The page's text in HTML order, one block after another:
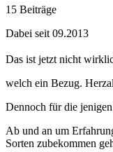
15 Beiträge
Dabei seit 09.2013
Das ist jetzt nicht
welch ein Bezug.
Dennoch für die
Ab und an um
Sorten zubekommen